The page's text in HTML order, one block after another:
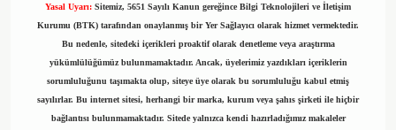
Yasal Uyarı: Sitemiz, 5651 Sayılı Kanun gereğince Bilgi Teknolojileri ve İletişim
Kurumu (BTK) tarafından onaylanmış bir Yer Sağlayıcı olarak hizmet vermektedir.
Bu nedenle, sitedeki içerikleri proaktif olarak denetleme veya araştırma
yükümlülüğümüz bulunmamaktadır. Ancak, üyelerimiz yazdıkları içeriklerin
sorumluluğunu taşımakta olup, siteye üye olarak bu sorumluluğu kabul etmiş
sayılırlar. Bu internet sitesi, herhangi bir marka, kurum veya şahıs şirketi ile hiçbir
bağlantısı bulunmamaktadır. Sitede yalnızca kendi hazırladığımız makaleler